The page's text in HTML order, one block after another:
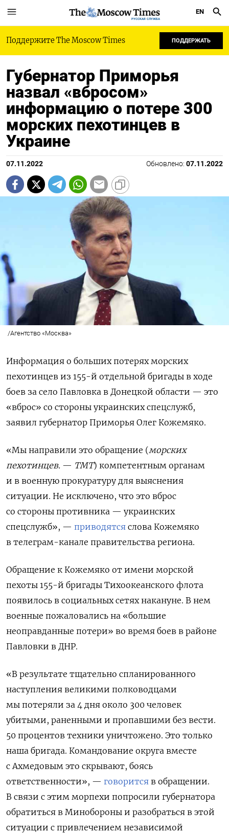
РУССКАЯ СЛУЖБА
EN
Поддержите The Moscow Times ПОДДЕРЖАТЬ
Губернатор Приморья
назвал «вбросом»
информацию о потере 300
морских пехотинцев в
Украине
07.11.2022 Обновлено: 07.11.2022
/Агентство «Москва»
Информация о больших потерях морских
пехотинцев из 155-й отдельной бригады в ходе
боев за село Павловка в Донецкой области — это
«вброс» со стороны украинских спецслужб,
заявил губернатор Приморья Олег Кожемяко.
«Мы направили это обращение (морских
пехотинцев. — ТМТ) компетентным органам
и в военную прокуратуру для выяснения
ситуации. Не исключено, что это вброс
со стороны противника — украинских
спецслужб», — приводятся слова Кожемяко
в телеграм-канале правительства региона.
Обращение к Кожемяко от имени морской
пехоты 155-й бригады Тихоокеанского флота
появилось в социальных сетях накануне. В нем
военные пожаловались на «большие
неоправданные потери» во время боев в районе
Павловки в ДНР.
«В результате тщательно спланированного
наступления великими полководцами
мы потеряли за 4 дня около 300 человек
убитыми, раненными и пропавшими без вести.
50 процентов техники уничтожено. Это только
наша бригада. Командование округа вместе
с Ахмедовым это скрывают, боясь
ответственности», — говорится в обращении.
В связи с этим морпехи попросили губернатора
обратиться в Минобороны и разобраться в этой
ситуации с привлечением независимой